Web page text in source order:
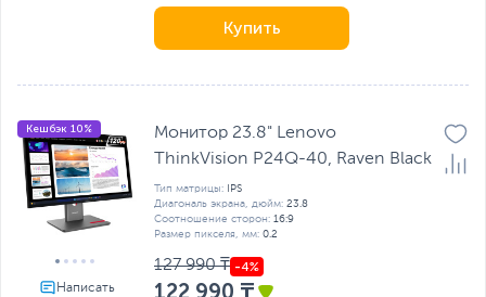
Купить
Кешбэк 10%
Монитор 23.8" Lenovo
ThinkVision P24Q-40, Raven Black
Тип матрицы:
IPS
Диагональ экрана, дюйм: 23.8
Соотношение сторон: 16:9
Размер пикселя, мм: 0.2
127 990 ₸
122 990 ₸